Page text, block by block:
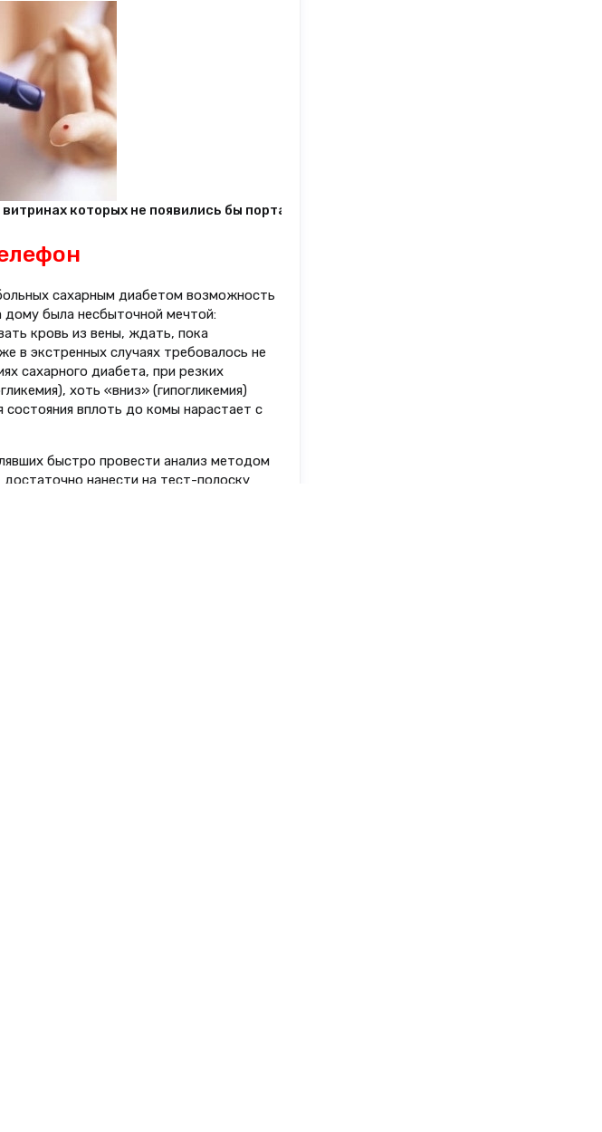
витринах которых не появились бы портативные биохимические анализаторы –
сахарным диабетом возможность
дому была несбыточной мечтой:
кровь из вены, ждать, пока
в экстренных случаях требовалось не
сахарного диабета, при резких
хоть «вниз» (гипогликемия)
вплоть до комы нарастает с
быстро провести анализ методом
нанести на тест-полоску